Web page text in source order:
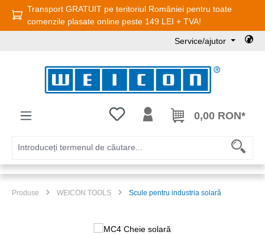
Sari la conținutul principal
Transport GRATUIT pe teritoriul României pentru toate
comenzile plasate online peste 149 LEI + TVA!
Service/ajutor
Aveți 0 articole din lista de dorințe
0,00 RON*
Produse WEICON TOOLS Scule pentru industria solară
Sari peste galeria de imagini